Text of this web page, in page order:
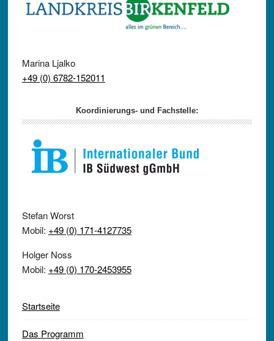
Marina Ljalko
+49 (0) 6782-152011
Koordinierungs- und Fachstelle:
Stefan Worst
Mobil: +49 (0) 171-4127735
Holger Noss
Mobil: +49 (0) 170-2453955
Startseite
Das Programm